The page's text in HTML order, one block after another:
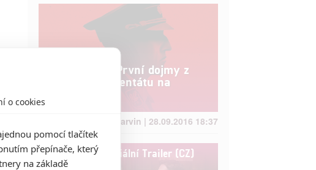
Anthropoid: První dojmy z
dramatu o atentátu na
Anarvin | 28.09.2016 18:37
Anthropoid - Oficiální Trailer (CZ)
o cookies
pomocí tlačítek
přepínače, který
na základě